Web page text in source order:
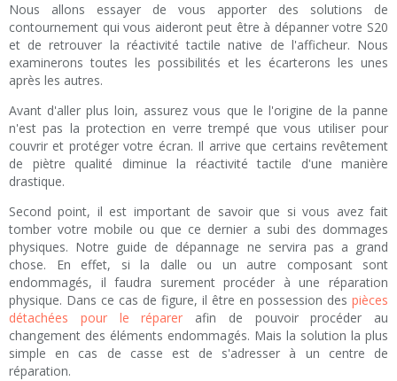
Nous allons essayer de vous apporter des solutions de
contournement qui vous aideront peut être à dépanner votre S20
et de retrouver la réactivité tactile native de l'afficheur. Nous
examinerons toutes les possibilités et les écarterons les unes
après les autres.
Avant d'aller plus loin, assurez vous que le l'origine de la panne
n'est pas la protection en verre trempé que vous utiliser pour
couvrir et protéger votre écran. Il arrive que certains revêtement
de piètre qualité diminue la réactivité tactile d'une manière
drastique.
Second point, il est important de savoir que si vous avez fait
tomber votre mobile ou que ce dernier a subi des dommages
physiques. Notre guide de dépannage ne servira pas a grand
chose. En effet, si la dalle ou un autre composant sont
endommagés, il faudra surement procéder à une réparation
physique. Dans ce cas de figure, il être en possession des pièces
détachées pour le réparer afin de pouvoir procéder au
changement des éléments endommagés. Mais la solution la plus
simple en cas de casse est de s'adresser à un centre de
réparation.